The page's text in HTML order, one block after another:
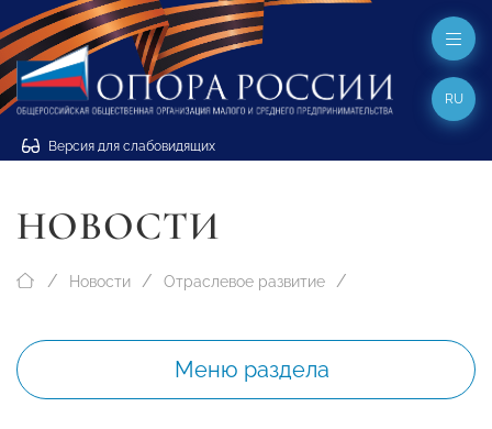
Версия для слабовидящих
RU
НОВОСТИ
Новости Отраслевое развитие
Меню раздела